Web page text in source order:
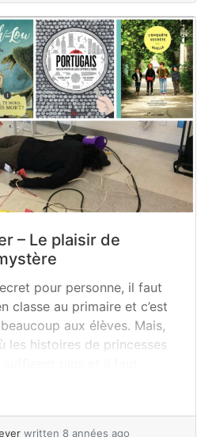
– Le plaisir de
pour personne, il faut
classe au primaire et c’est
aux élèves. Mais,
les histoires de princesses
pour les intéresser. Le
written 8 années ago